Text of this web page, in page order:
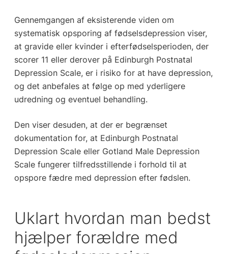
Gennemgangen af eksisterende viden om
systematisk opsporing af fødselsdepression viser,
at gravide eller kvinder i efterfødselsperioden, der
scorer 11 eller derover på Edinburgh Postnatal
Depression Scale, er i risiko for at have depression,
og det anbefales at følge op med yderligere
udredning og eventuel behandling.
Den viser desuden, at der er begrænset
dokumentation for, at Edinburgh Postnatal
Depression Scale eller Gotland Male Depression
Scale fungerer tilfredsstillende i forhold til at
opspore fædre med depression efter fødslen.
Uklart hvordan man bedst
hjælper forældre med